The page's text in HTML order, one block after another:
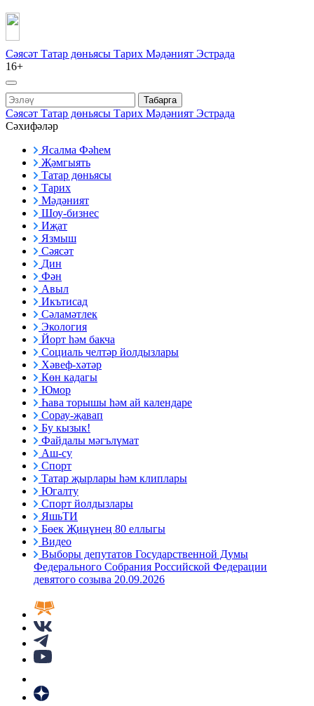
Сәясәт Татар дөньясы Тарих Мәдәният Эстрада
16+
Табарга
Сәясәт Татар дөньясы Тарих Мәдәният Эстрада
Сәхифәләр
Ясалма Фәһем
Җәмгыять
Татар дөньясы
Тарих
Мәдәният
Шоу-бизнес
Иҗат
Язмыш
Сәясәт
Дин
Фән
Авыл
Икътисад
Сәламәтлек
Экология
Йорт һәм бакча
Социаль челтәр йолдызлары
Хәвеф-хәтәр
Көн кадагы
Юмор
Һава торышы һәм ай календаре
Сорау-җавап
Бу кызык!
Файдалы мәгълүмат
Аш-су
Спорт
Татар җырлары һәм клиплары
Югалту
Спорт йолдызлары
ЯшьТИ
Бөек Җиңүнең 80 еллыгы
Видео
Выборы депутатов Государственной Думы
Федерального Собрания Российской Федерации
девятого созыва 20.09.2026